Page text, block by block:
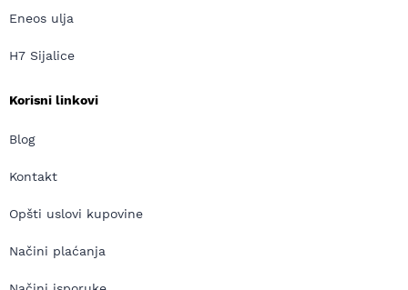
Eneos ulja
H7 Sijalice
Korisni linkovi
Blog
Kontakt
Opšti uslovi kupovine
Načini plaćanja